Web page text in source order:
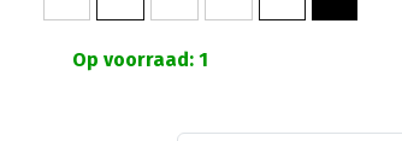
Op voorraad: 1